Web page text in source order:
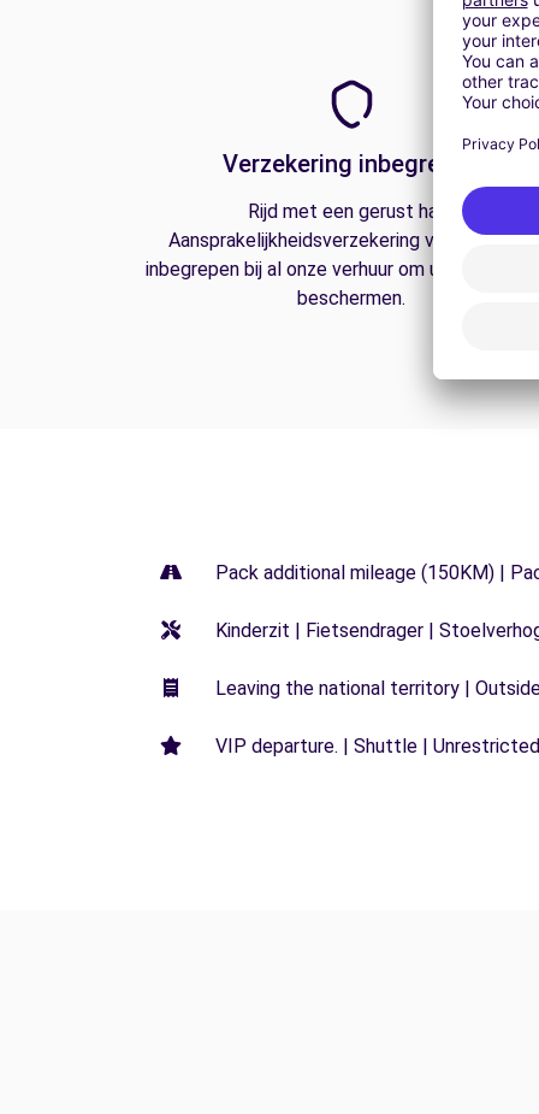
Verzekering inbegrepen
Rijd met een gerust hart.
Aansprakelijkheidsverzekering van derden is
inbegrepen bij al onze verhuur om u op de
beschermen.
Pack additional mileage (150KM) |
Kinderzit | Fietsendrager |
Leaving the national territory |
VIP departure. | Shuttle |